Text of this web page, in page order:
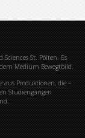
St. Pölten. Es
Medium Bewegtbild.
aus Produktionen, die –
Studiengängen